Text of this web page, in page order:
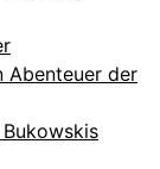
Abenteuer der